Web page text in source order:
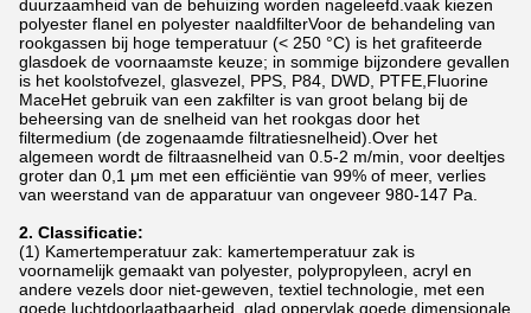
duurzaamheid van de behuizing worden nageleefd.vaak kiezen
polyester flanel en polyester naaldfilterVoor de behandeling van
rookgassen bij hoge temperatuur (< 250 °C) is het grafiteerde
glasdoek de voornaamste keuze; in sommige bijzondere gevallen
is het koolstofvezel, glasvezel, PPS, P84, DWD, PTFE,Fluorine
MaceHet gebruik van een zakfilter is van groot belang bij de
beheersing van de snelheid van het rookgas door het
filtermedium (de zogenaamde filtratiesnelheid).Over het
algemeen wordt de filtraasnelheid van 0.5-2 m/min, voor deeltjes
groter dan 0,1 μm met een efficiëntie van 99% of meer, verlies
van weerstand van de apparatuur van ongeveer 980-147 Pa.
2. Classificatie:
(1) Kamertemperatuur zak: kamertemperatuur zak is
voornamelijk gemaakt van polyester, polypropyleen, acryl en
andere vezels door niet-geweven, textiel technologie, met een
goede luchtdoorlaatbaarheid, glad oppervlak,goede dimensionale